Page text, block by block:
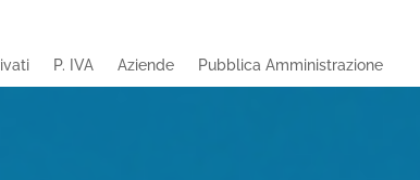
P. IVA Aziende Pubblica Amministrazione